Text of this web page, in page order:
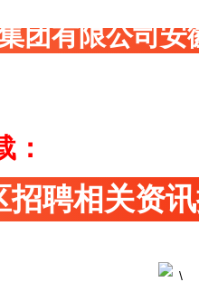
团有限公司安
招聘相关资